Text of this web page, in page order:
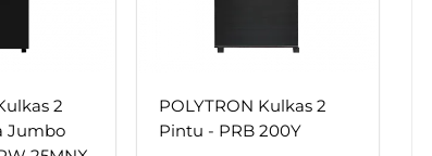
2
Jumbo
POLYTRON Kulkas 2
Pintu - PRB 200Y